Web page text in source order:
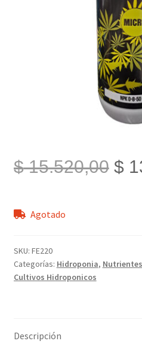
$15.520,00 El
$
Agotado
SKU: FE220
Categorías: Hidroponia,
Cultivos Hidroponicos
Descripción